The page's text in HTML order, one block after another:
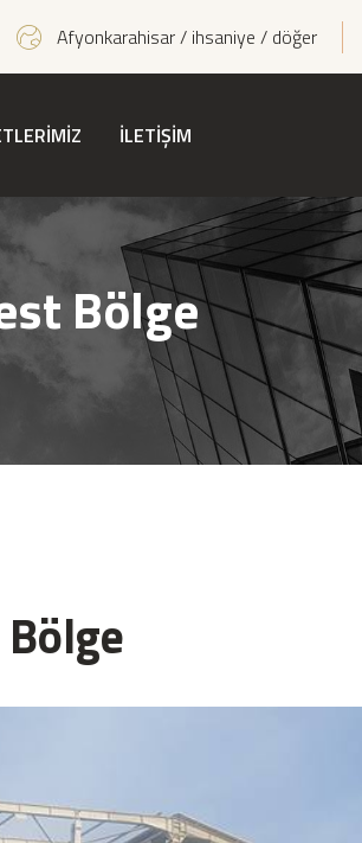
Afyonkarahisar / ihsaniye / döğer
İLETİŞİM
Bölge